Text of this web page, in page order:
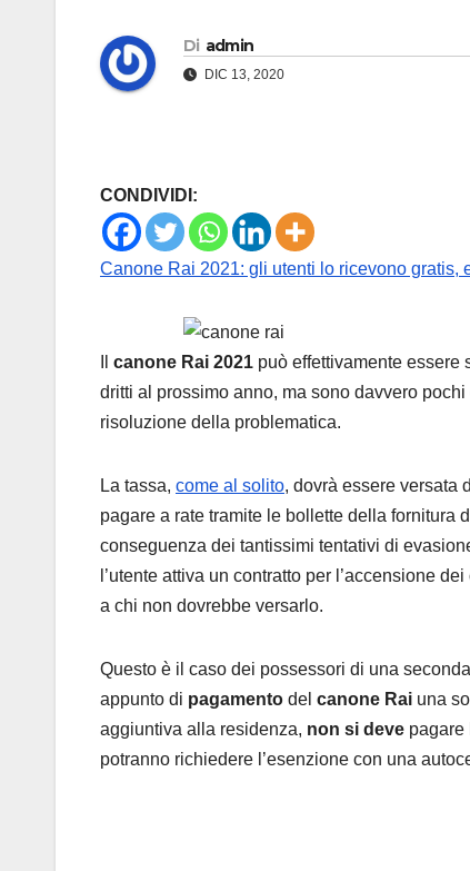
Di admin
DIC 13, 2020
CONDIVIDI:
Canone Rai 2021: gli utenti lo ricevono gratis,
canone Rai 2021 può effettivamente essere
dritti al prossimo anno, ma sono davvero
risoluzione della problematica.
La tassa, come al solito, dovrà essere versata
pagare a rate tramite le bollette della fornitura
conseguenza dei tantissimi tentativi di
l’utente attiva un contratto per l’accensione
a chi non dovrebbe versarlo.
Questo è il caso dei possessori di una
appunto di pagamento del canone Rai una
aggiuntiva alla residenza, non si deve pagare
potranno richiedere l’esenzione con una